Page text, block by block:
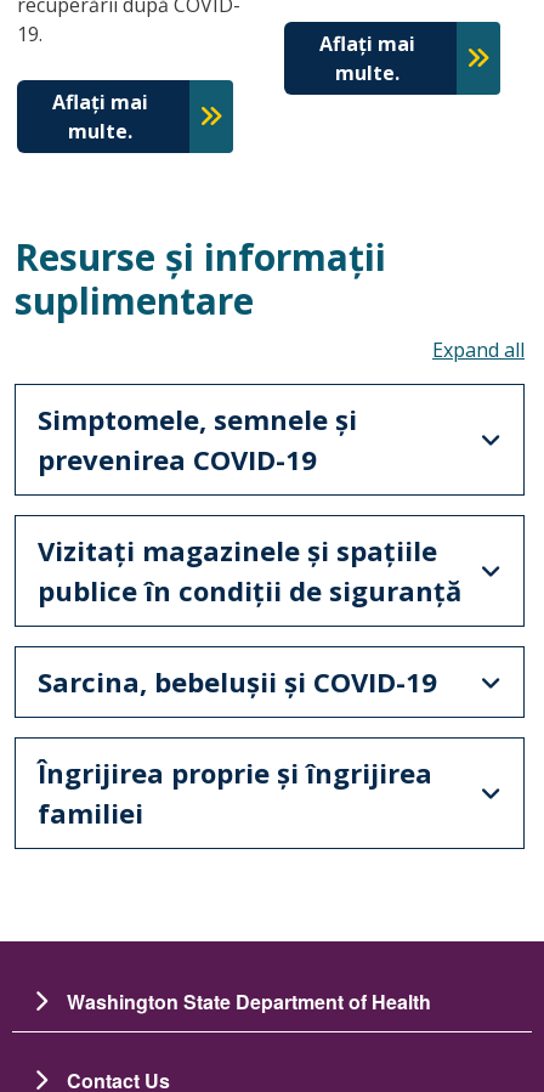
19.
Aflați mai
multe.
Aflați mai
multe.
Resurse și informații
suplimentare
Simptomele, semnele și
prevenirea COVID-19
Vizitați magazinele și spațiile
publice în condiții de siguranță
Sarcina, bebelușii și COVID-19
Îngrijirea proprie și îngrijirea
familiei
Washington State Department of Health
Contact Us